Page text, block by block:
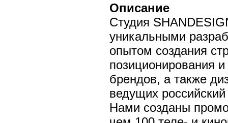
Описание
Студия
уникальными
опытом создания
позиционирования
брендов, а также
ведущих
Нами созданы